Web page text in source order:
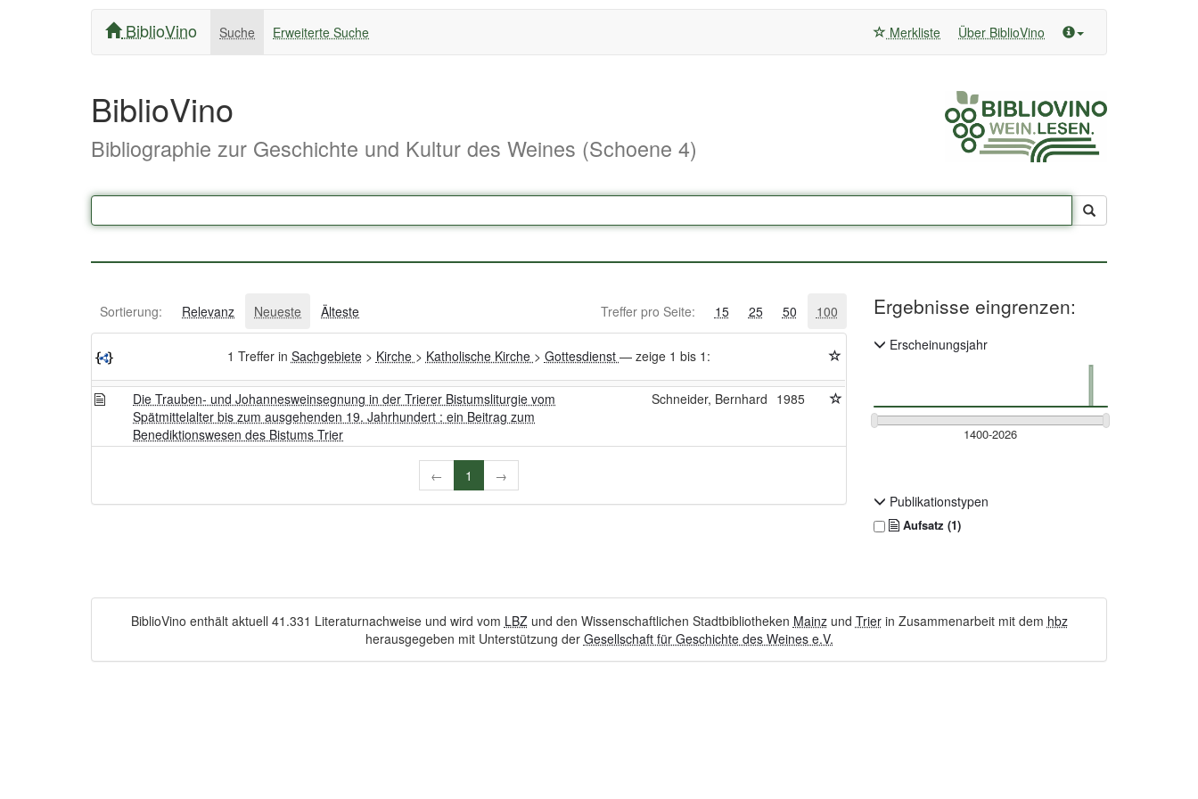
BiblioVino Suche Erweiterte Suche Merkliste Über BiblioVino
BiblioVino
Bibliographie zur Geschichte und Kultur des Weines (Schoene 4)
Sortierung: Relevanz Neueste Älteste Treffer pro Seite: 15 25 50 100
1 Treffer in Sachgebiete> Kirche > Katholische Kirche > Gottesdienst — zeige 1 bis 1:
Die Trauben- und Johannesweinsegnung in der Trierer Bistumsliturgie vom
Spätmittelalter bis zum ausgehenden 19. Jahrhundert : ein Beitrag zum
Benediktionswesen des Bistums Trier
Schneider, Bernhard 1985
← 1 →
Ergebnisse eingrenzen:
Erscheinungsjahr
Publikationstypen
Aufsatz (1)
BiblioVino enthält aktuell 41.331 Literaturnachweise und wird vom LBZund den Wissenschaftlichen Stadtbibliotheken Mainzund Trierin Zusammenarbeit mit dem hbz
herausgegeben mit Unterstützung der Gesellschaft für Geschichte des Weines e.V.